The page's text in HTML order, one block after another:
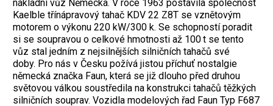
nákladní vůz Německa. V roce 1963 postavila společnost
Kaelble třínápravový tahač KDV 22 Z8T se vznětovým
motorem o výkonu 220 kW/300 k. Se schopností poradit
si se soupravou o celkové hmotnosti až 100 t se tento
vůz stal jedním z nejsilnějších silničních tahačů své
doby. Pro nás v Česku požívá jistou příchuť nostalgie
německá značka Faun, která se již dlouho před druhou
světovou válkou soustředila na konstrukci tahačů těžkých
silničních souprav. Vozidla modelových řad Faun Typ F687